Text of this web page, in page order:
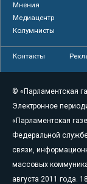
Мнения
Медиацентр
Колумнисты
Контакты
© «Парламентская
Электронное
«Парламентская
Федеральной
связи,
массовых
августа 2011 года.